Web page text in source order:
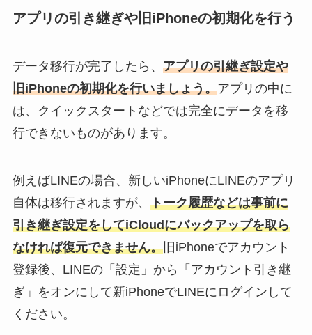
アプリの引き継ぎや旧iPhoneの初期化を行う
データ移行が完了したら、 アプリの引継ぎ設定や
旧iPhoneの初期化を行いましょう。アプリの中に
は、クイックスタートなどでは完全にデータを移
行できないものがあります。
例えばLINEの場合、新しいiPhoneにLINEのアプリ
自体は移行されますが、 トーク履歴などは事前に
引き継ぎ設定をしてiCloudにバックアップを取ら
なければ復元できません。旧iPhoneでアカウント
登録後、LINEの「設定」から「アカウント引き継
ぎ」をオンにして新iPhoneでLINEにログインして
ください。